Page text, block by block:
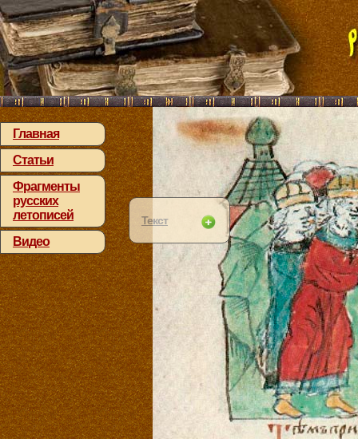
Главная
Статьи
Фрагменты
русских
летописей
Видео
Текст